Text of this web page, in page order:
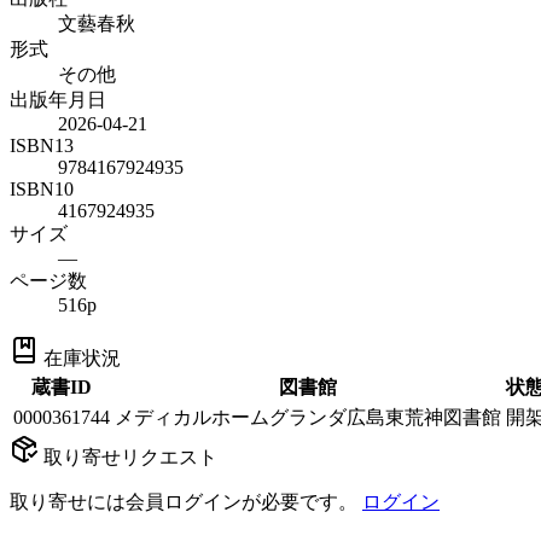
文藝春秋
形式
その他
出版年月日
2026-04-21
ISBN13
9784167924935
ISBN10
4167924935
サイズ
—
ページ数
516p
在庫状況
蔵書ID
図書館
状
0000361744 メディカルホームグランダ広島東荒神図書館 開
取り寄せリクエスト
取り寄せには会員ログインが必要です。 ログイン